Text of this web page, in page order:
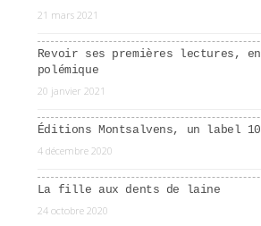
21 mars 2021
Revoir ses premières lectures,
polémique
20 janvier 2021
Éditions Montsalvens, un label
4 décembre 2020
La fille aux dents de laine
24 octobre 2020